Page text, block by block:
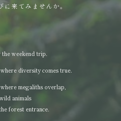
に来てみませんか。
the weekend trip.
diversity comes true.
megaliths overlap,
animals
forest entrance.